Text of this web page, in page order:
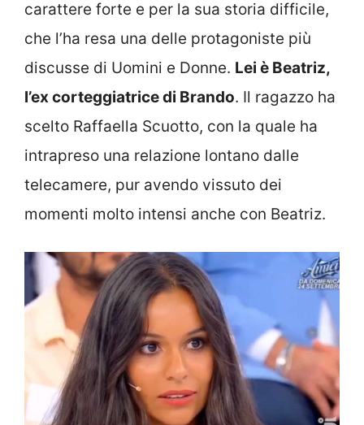
carattere forte e per la sua storia difficile,
che l’ha resa una delle protagoniste più
discusse di Uomini e Donne. Lei è Beatriz,
l’ex corteggiatrice di Brando. Il ragazzo ha
scelto Raffaella Scuotto, con la quale ha
intrapreso una relazione lontano dalle
telecamere, pur avendo vissuto dei
momenti molto intensi anche con Beatriz.